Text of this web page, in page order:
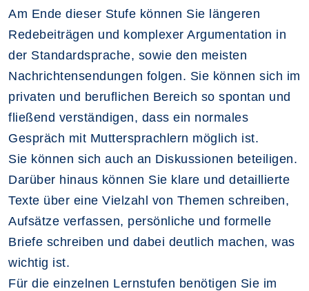
Am Ende dieser Stufe können Sie längeren
Redebeiträgen und komplexer Argumentation in
der Standardsprache, sowie den meisten
Nachrichtensendungen folgen. Sie können sich im
privaten und beruflichen Bereich so spontan und
fließend verständigen, dass ein normales
Gespräch mit Muttersprachlern möglich ist.
Sie können sich auch an Diskussionen beteiligen.
Darüber hinaus können Sie klare und detaillierte
Texte über eine Vielzahl von Themen schreiben,
Aufsätze verfassen, persönliche und formelle
Briefe schreiben und dabei deutlich machen, was
wichtig ist.
Für die einzelnen Lernstufen benötigen Sie im